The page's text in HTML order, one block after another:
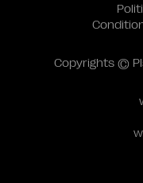
Copyrights ©